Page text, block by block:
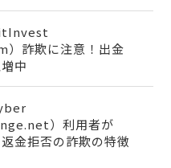
詐欺に注意！出金
中
）利用者が
金拒否の詐欺の特徴